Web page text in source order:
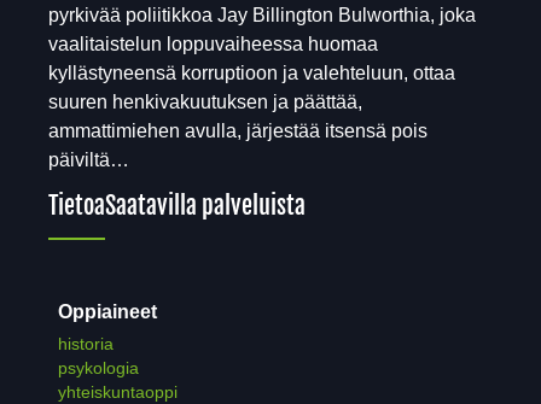
pyrkivää poliitikkoa Jay Billington Bulworthia, joka
vaalitaistelun loppuvaiheessa huomaa
kyllästyneensä korruptioon ja valehteluun, ottaa
suuren henkivakuutuksen ja päättää,
ammattimiehen avulla, järjestää itsensä pois
päiviltä…
TietoaSaatavilla palveluista
Oppiaineet
historia
psykologia
yhteiskuntaoppi